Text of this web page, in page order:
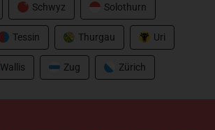
Schwyz Solothurn
Tessin Thurgau Uri
Wallis Zug Zürich